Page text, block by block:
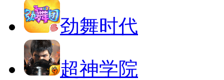
劲舞时代
超神学院